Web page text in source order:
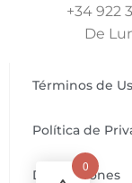
+34 922
De
Términos de
Política de
Devoluciones
0